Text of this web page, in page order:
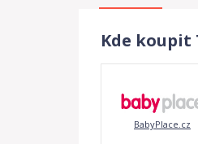
Kde koupit
BabyPlace.cz